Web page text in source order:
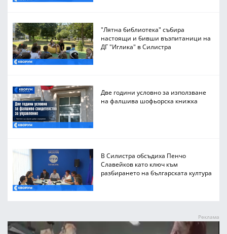
"Лятна библиотека" събира
настоящи и бивши възпитаници на
ДГ "Иглика" в Силистра
Две години условно за използване
на фалшива шофьорска книжка
В Силистра обсъдиха Пенчо
Славейков като ключ към
разбирането на българската култура